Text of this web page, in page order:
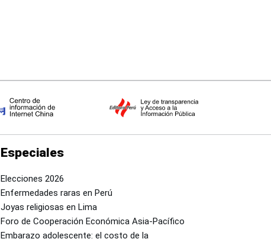
Especiales
Elecciones 2026
Enfermedades raras en Perú
Joyas religiosas en Lima
Foro de Cooperación Económica Asia-Pacífico
Embarazo adolescente: el costo de la